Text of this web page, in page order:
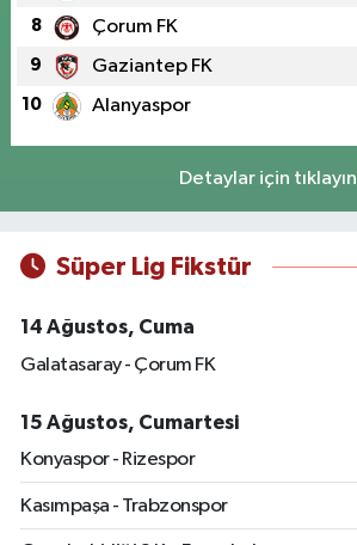
8 Çorum FK
9 Gaziantep FK
10 Alanyaspor
Detaylar için tıklayın
Süper Lig Fikstür
14 Ağustos, Cuma
Galatasaray - Çorum FK
15 Ağustos, Cumartesi
Konyaspor - Rizespor
Kasımpaşa - Trabzonspor